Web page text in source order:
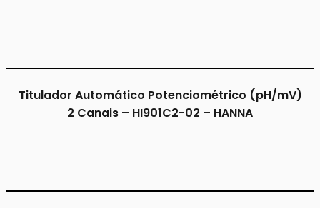
Titulador Automático Potenciométrico (pH/mV)
2 Canais – HI901C2-02 – HANNA